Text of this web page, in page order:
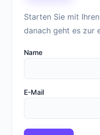
Starten Sie mit
danach geht es zur
Name
E-Mail